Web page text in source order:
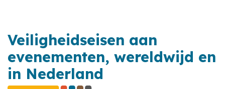
Veiligheidseisen aan
evenementen, wereldwijd en
in Nederland